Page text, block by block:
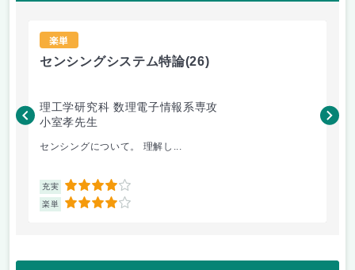
楽単
センシングシステム特論(26)
理工学研究科 数理電子情報系専攻
小室孝先生
センシングについて。 理解し...
充実 4
楽単 4
松